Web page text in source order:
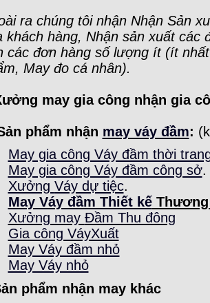
ra chúng tôi nhận Nhận Sản
khách hàng, Nhận sản xuất các
các đơn hàng số lượng ít (ít
, May đo cá nhân).
may gia công nhận gia
phẩm nhận may váy đầm:
May gia công Váy đầm thời
May gia công Váy đầm công sở.
Xưởng Váy dự tiệc.
May Váy đầm Thiết kếThương
Xưởng may Đầm Thu đông
Gia công VáyXuất
May Váy đầm nhỏ
May Váy nhỏ
phẩm nhận may khác